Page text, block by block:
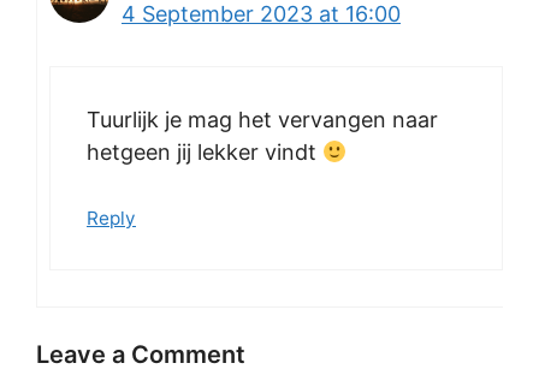
4 September 2023 at 16:00
Tuurlijk je mag het vervangen naar
hetgeen jij lekker vindt
Reply
Leave a Comment